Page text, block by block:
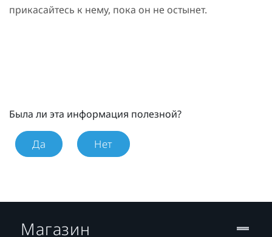
прикасайтесь к нему, пока он не остынет.
Была ли эта информация полезной?
Да Нет
Магазин